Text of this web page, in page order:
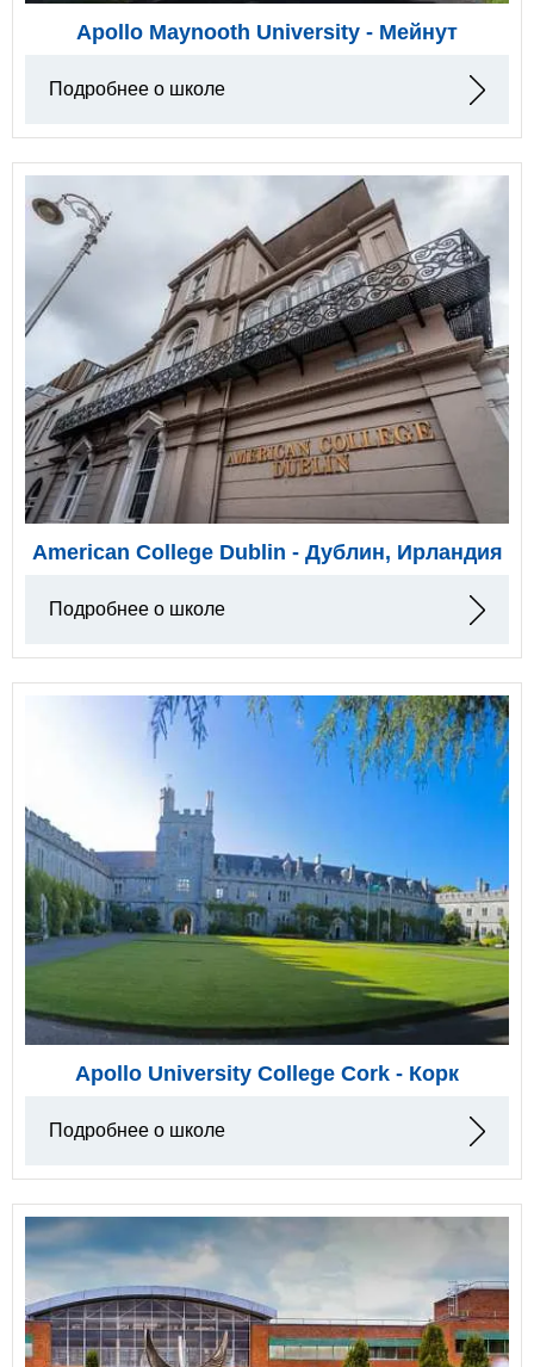
Apollo Maynooth University - Мейнут
Подробнее о школе
American College Dublin - Дублин, Ирландия
Подробнее о школе
Apollo University College Cork - Корк
Подробнее о школе